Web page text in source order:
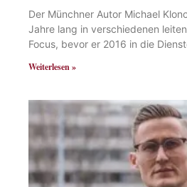
Der Münchner Autor Michael
Jahre lang in verschiedenen
Focus, bevor er 2016 in die
Weiterlesen »